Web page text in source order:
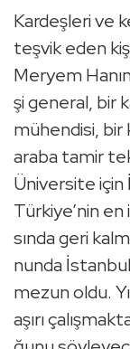
Kar­deş­le­ri ve
teş­vik eden
Mer­yem
şi ge­ne­ral, bir
mü­hen­di­si, bir
araba tamir
Üni­ver­si­te için
Tür­ki­ye’nin
sın­da geri
nun­da
mezun oldu.
aşırı